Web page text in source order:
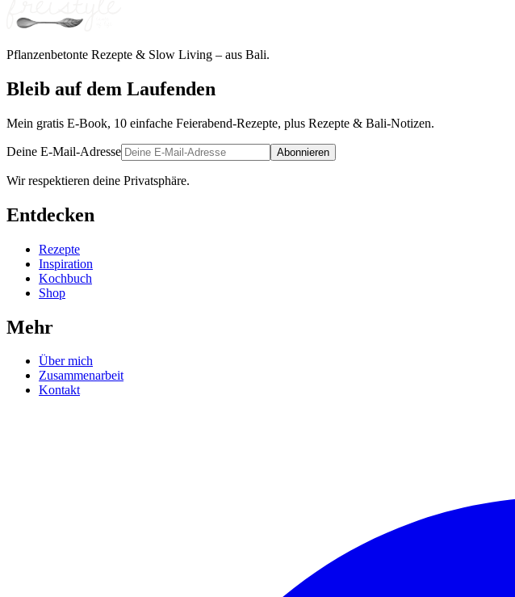
Pflanzenbetonte Rezepte & Slow Living – aus Bali.
Bleib auf dem Laufenden
Mein gratis E-Book, 10 einfache Feierabend-Rezepte, plus Rezepte & Bali-Notizen.
Deine E-Mail-Adresse Abonnieren
Wir respektieren deine Privatsphäre.
Entdecken
Rezepte
Inspiration
Kochbuch
Shop
Mehr
Über mich
Zusammenarbeit
Kontakt